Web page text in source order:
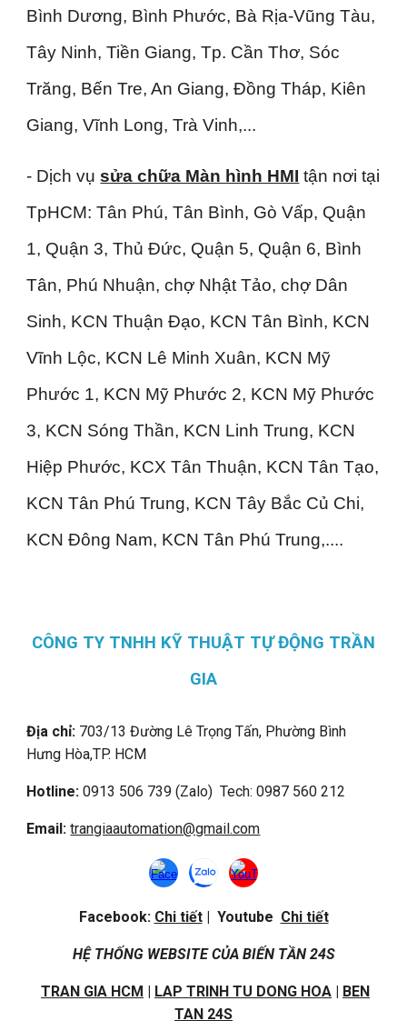
Bình Dương, Bình Phước, Bà Rịa-Vũng Tàu,
Tây Ninh, Tiền Giang, Tp. Cần Thơ, Sóc
Trăng, Bến Tre, An Giang, Đồng Tháp, Kiên
Giang, Vĩnh Long, Trà Vinh,...
- Dịch vụsửa chữa Màn hình HMI tận nơi tại
TpHCM: Tân Phú, Tân Bình, Gò Vấp, Quận
1, Quận 3, Thủ Đức, Quận 5, Quận 6, Bình
Tân, Phú Nhuận, chợ Nhật Tảo, chợ Dân
Sinh, KCN Thuận Đạo, KCN Tân Bình, KCN
Vĩnh Lộc, KCN Lê Minh Xuân, KCN Mỹ
Phước 1, KCN Mỹ Phước 2, KCN Mỹ Phước
3, KCN Sóng Thần, KCN Linh Trung, KCN
Hiệp Phước, KCX Tân Thuận, KCN Tân Tạo,
KCN Tân Phú Trung, KCN Tây Bắc Củ Chi,
KCN Đông Nam, KCN Tân Phú Trung,....
CÔNG TY TNHH KỸ THUẬT TỰ ĐỘNG TRẦN
GIA
Địa chỉ: 703/13 Đường Lê Trọng Tấn, Phường Bình
Hưng Hòa,TP. HCM
Hotline: 0913 506 739 (Zalo) Tech: 0987 560 212
Email:trangiaautomation@gmail.com
Facebook: Chi tiết| Youtube Chi tiết
HỆ THỐNG WEBSITE CỦA BIẾN TẦN 24S
TRAN GIA HCM | LAP TRINH TU DONG HOA | BEN
TAN 24S